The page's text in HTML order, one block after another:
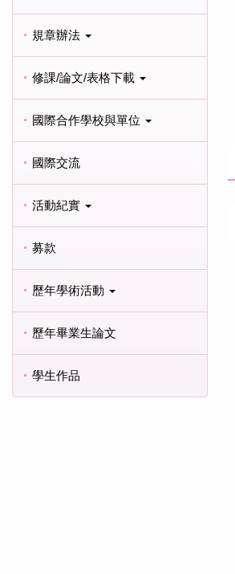
規章辦法
修課/論文/表格下載
國際合作學校與單位
國際交流
活動紀實
募款
歷年學術活動
歷年畢業生論文
學生作品